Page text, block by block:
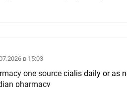
в 15:03
one source cialis daily or as
pharmacy